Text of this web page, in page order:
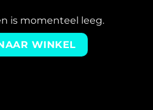
is momenteel leeg.
WINKEL